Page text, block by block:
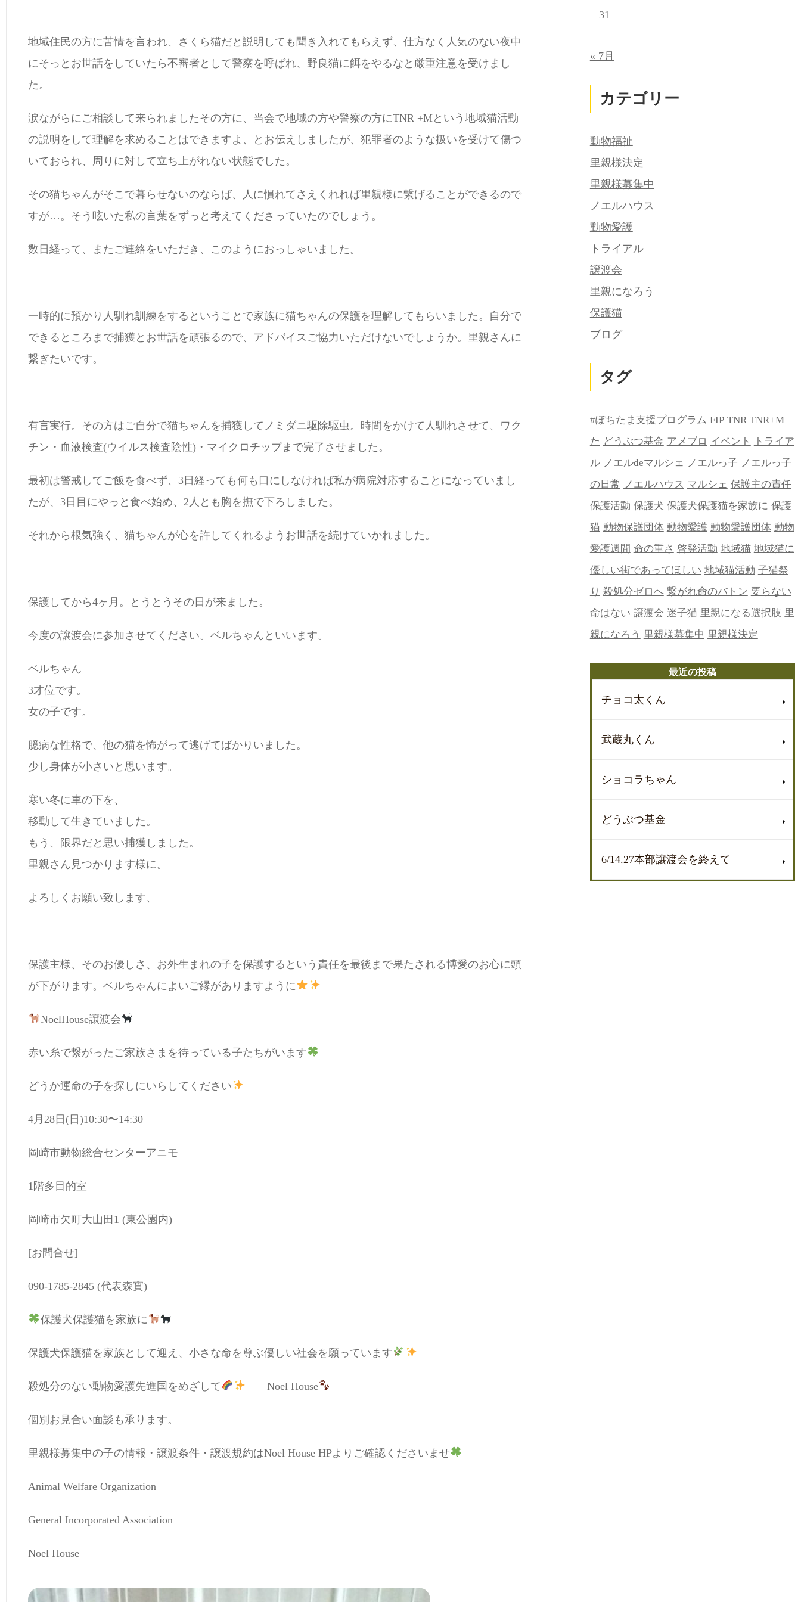
地域住民の方に苦情を言われ、さくら猫だと説明しても聞き入れてもらえず、仕方なく人気のない夜中
にそっとお世話をしていたら不審者として警察を呼ばれ、野良猫に餌をやるなと厳重注意を受けまし
た。
涙ながらにご相談して来られましたその方に、当会で地域の方や警察の方にTNR +Mという地域猫活動
の説明をして理解を求めることはできますよ、とお伝えしましたが、犯罪者のような扱いを受けて傷つ
いておられ、周りに対して立ち上がれない状態でした。
その猫ちゃんがそこで暮らせないのならば、人に慣れてさえくれれば里親様に繋げることができるので
すが…。そう呟いた私の言葉をずっと考えてくださっていたのでしょう。
数日経って、またご連絡をいただき、このようにおっしゃいました。
一時的に預かり人馴れ訓練をするということで家族に猫ちゃんの保護を理解してもらいました。自分で
できるところまで捕獲とお世話を頑張るので、アドバイスご協力いただけないでしょうか。里親さんに
繋ぎたいです。
有言実行。その方はご自分で猫ちゃんを捕獲してノミダニ駆除駆虫。時間をかけて人馴れさせて、ワク
チン・血液検査(ウイルス検査陰性)・マイクロチップまで完了させました。
最初は警戒してご飯を食べず、3日経っても何も口にしなければ私が病院対応することになっていまし
たが、3日目にやっと食べ始め、2人とも胸を撫で下ろしました。
それから根気強く、猫ちゃんが心を許してくれるようお世話を続けていかれました。
保護してから4ヶ月。とうとうその日が来ました。
今度の譲渡会に参加させてください。ベルちゃんといいます。
ベルちゃん
3才位です。
女の子です。
臆病な性格で、他の猫を怖がって逃げてばかりいました。
少し身体が小さいと思います。
寒い冬に車の下を、
移動して生きていました。
もう、限界だと思い捕獲しました。
里親さん見つかります様に。
よろしくお願い致します、
保護主様、そのお優しさ、お外生まれの子を保護するという責任を最後まで果たされる博愛のお心に頭
が下がります。ベルちゃんによいご縁がありますように
NoelHouse譲渡会
赤い糸で繋がったご家族さまを待っている子たちがいます
どうか運命の子を探しにいらしてください
4月28日(日)10:30〜14:30
岡崎市動物総合センターアニモ
1階多目的室
岡崎市欠町大山田1 (東公園内)
[お問合せ]
090-1785-2845 (代表森實)
保護犬保護猫を家族に
保護犬保護猫を家族として迎え、小さな命を尊ぶ優しい社会を願っています
殺処分のない動物愛護先進国をめざして Noel House
個別お見合い面談も承ります。
里親様募集中の子の情報・譲渡条件・譲渡規約はNoel House HPよりご確認くださいませ
Animal Welfare Organization
General Incorporated Association
Noel House
31
« 7月
カテゴリー
動物福祉
里親様決定
里親様募集中
ノエルハウス
動物愛護
トライアル
譲渡会
里親になろう
保護猫
ブログ
タグ
#ぽちたま支援プログラム FIP TNR TNR+M
た どうぶつ基金 アメブロ イベント
トライア
ル ノエルdeマルシェ ノエルっ子 ノエルっ子
の日常
ノエルハウス マルシェ 保護主の責任
保護活動 保護犬 保護犬保護猫を家族に 保護
猫 動物保護団体 動物愛護 動物愛護団体 動物
愛護週間 命の重さ 啓発活動 地域猫 地域猫に
優しい街であってほしい 地域猫活動 子猫祭
り 殺処分ゼロへ 繋がれ命のバトン 要らない
命はない 譲渡会 迷子猫 里親になる選択肢 里
親になろう 里親様募集中 里親様決定
最近の投稿
チョコ太くん
武蔵丸くん
ショコラちゃん
どうぶつ基金
6/14.27本部譲渡会を終えて